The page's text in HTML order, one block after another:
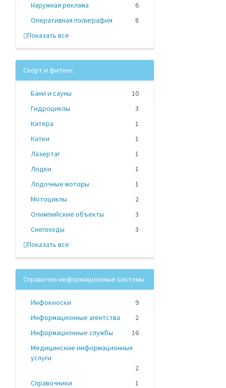
Наружная реклама
6
Оперативная полиграфия
8
Показать все
Спорт и фитнес
Бани и сауны
10
Гидроциклы
3
Катера
1
Катки
1
Лазертаг
1
Лодки
1
Лодочные моторы
1
Мотоциклы
2
Олимпийские объекты
3
Снегоходы
3
Показать все
Справочно-информационные системы
Инфокиоски
9
Информационные агентства
2
Информационные службы
16
Медицинские информационные
услуги
2
Справочники
1